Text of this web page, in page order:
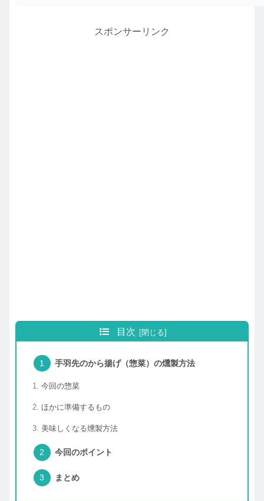
スポンサーリンク
目次
手羽先のから揚げ（惣菜）の燻製方法
今回の惣菜
ほかに準備するもの
美味しくなる燻製方法
今回のポイント
まとめ